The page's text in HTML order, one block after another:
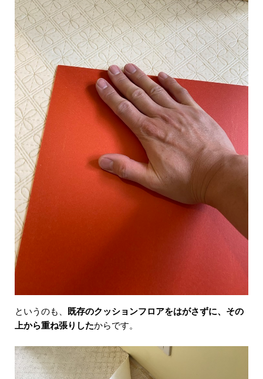
というのも、 既存のクッションフロアをはがさずに、その
上から重ね張りしたからです。